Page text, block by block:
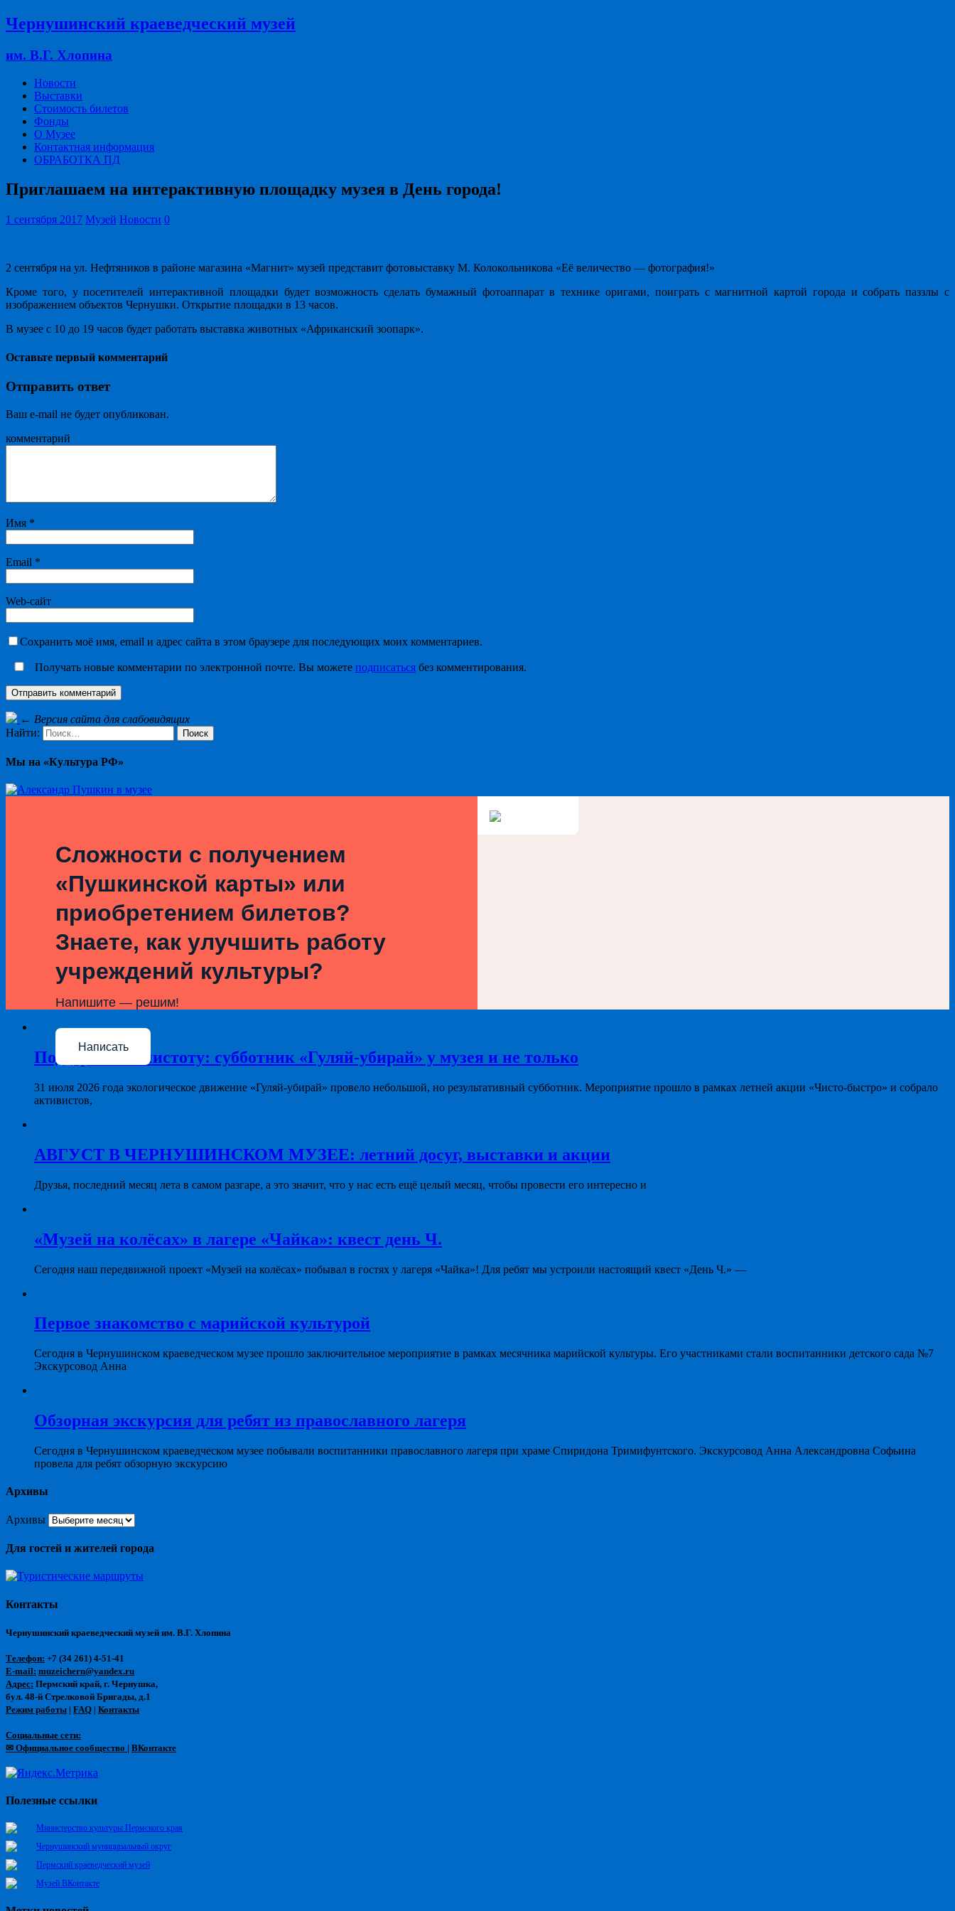
Чернушинский краеведческий музей
им. В.Г. Хлопина
Новости
Выставки
Стоимость билетов
Фонды
О Музее
Контактная информация
ОБРАБОТКА ПД
Приглашаем на интерактивную площадку музея в День города!
1 сентября 2017 Музей Новости 0
2 сентября на ул. Нефтяников в районе магазина «Магнит» музей представит фотовыставку М. Колокольникова «Её величество — фотография!»
Кроме того, у посетителей интерактивной площадки будет возможность сделать бумажный фотоаппарат в технике оригами, поиграть с магнитной картой города и собрать паззлы с
изображением объектов Чернушки. Открытие площадки в 13 часов.
В музее с 10 до 19 часов будет работать выставка животных «Африканский зоопарк».
Оставьте первый комментарий
Отправить ответ
Ваш e-mail не будет опубликован.
комментарий
Имя *
Email *
Web-сайт
Сохранить моё имя, email и адрес сайта в этом браузере для последующих моих комментариев.
Получать новые комментарии по электронной почте. Вы можете подписаться без комментирования.
← Версия сайта для слабовидящих
Найти:
Мы на «Культура РФ»
Сложности с получением
«Пушкинской карты» или
приобретением билетов?
Знаете, как улучшить работу
учреждений культуры?
Напишите — решим!
Написать
Поддерживая чистоту: субботник «Гуляй-убирай» у музея и не только
31 июля 2026 года экологическое движение «Гуляй-убирай» провело небольшой, но результативный субботник. Мероприятие прошло в рамках летней акции «Чисто-быстро» и собрало
активистов,
АВГУСТ В ЧЕРНУШИНСКОМ МУЗЕЕ: летний досуг, выставки и акции
Друзья, последний месяц лета в самом разгаре, а это значит, что у нас есть ещё целый месяц, чтобы провести его интересно и
«Музей на колёсах» в лагере «Чайка»: квест день Ч.
Сегодня наш передвижной проект «Музей на колёсах» побывал в гостях у лагеря «Чайка»! Для ребят мы устроили настоящий квест «День Ч.» —
Первое знакомство с марийской культурой
Сегодня в Чернушинском краеведческом музее прошло заключительное мероприятие в рамках месячника марийской культуры. Его участниками стали воспитанники детского сада №7
Экскурсовод Анна
Обзорная экскурсия для ребят из православного лагеря
Сегодня в Чернушинском краеведческом музее побывали воспитанники православного лагеря при храме Спиридона Тримифунтского. Экскурсовод Анна Александровна Софьина
провела для ребят обзорную экскурсию
Архивы
Архивы
Для гостей и жителей города
Контакты
Чернушинский краеведческий музей им. В.Г. Хлопина
Телефон: +7 (34 261) 4-51-41
E-mail: muzeichern@yandex.ru
Адрес: Пермский край, г. Чернушка,
бул. 48-й Стрелковой Бригады, д.1
Режим работы | FAQ | Контакты
Социальные сети:
✉ Официальное сообщество | ВКонтакте
Полезные ссылки
Министерство культуры Пермского края
Чернушинский муниципальный округ
Пермский краеведческий музей
Музей ВКонтакте